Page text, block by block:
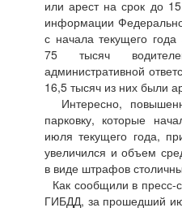
или арест на срок до
информации
с начала текущего
75 тысяч
административной
16,5 тысяч из них были
Интересно,
парковку, которые
июля текущего года,
увеличился и объем
в виде штрафов
Как сообщили в пресс-
ГИБДД, за прошедший